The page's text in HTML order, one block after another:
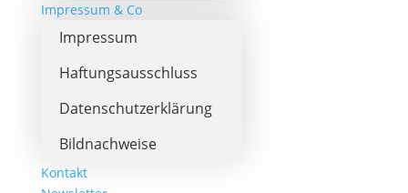
Impressum & Co
Impressum
Haftungsausschluss
Datenschutzerklärung
Bildnachweise
Kontakt